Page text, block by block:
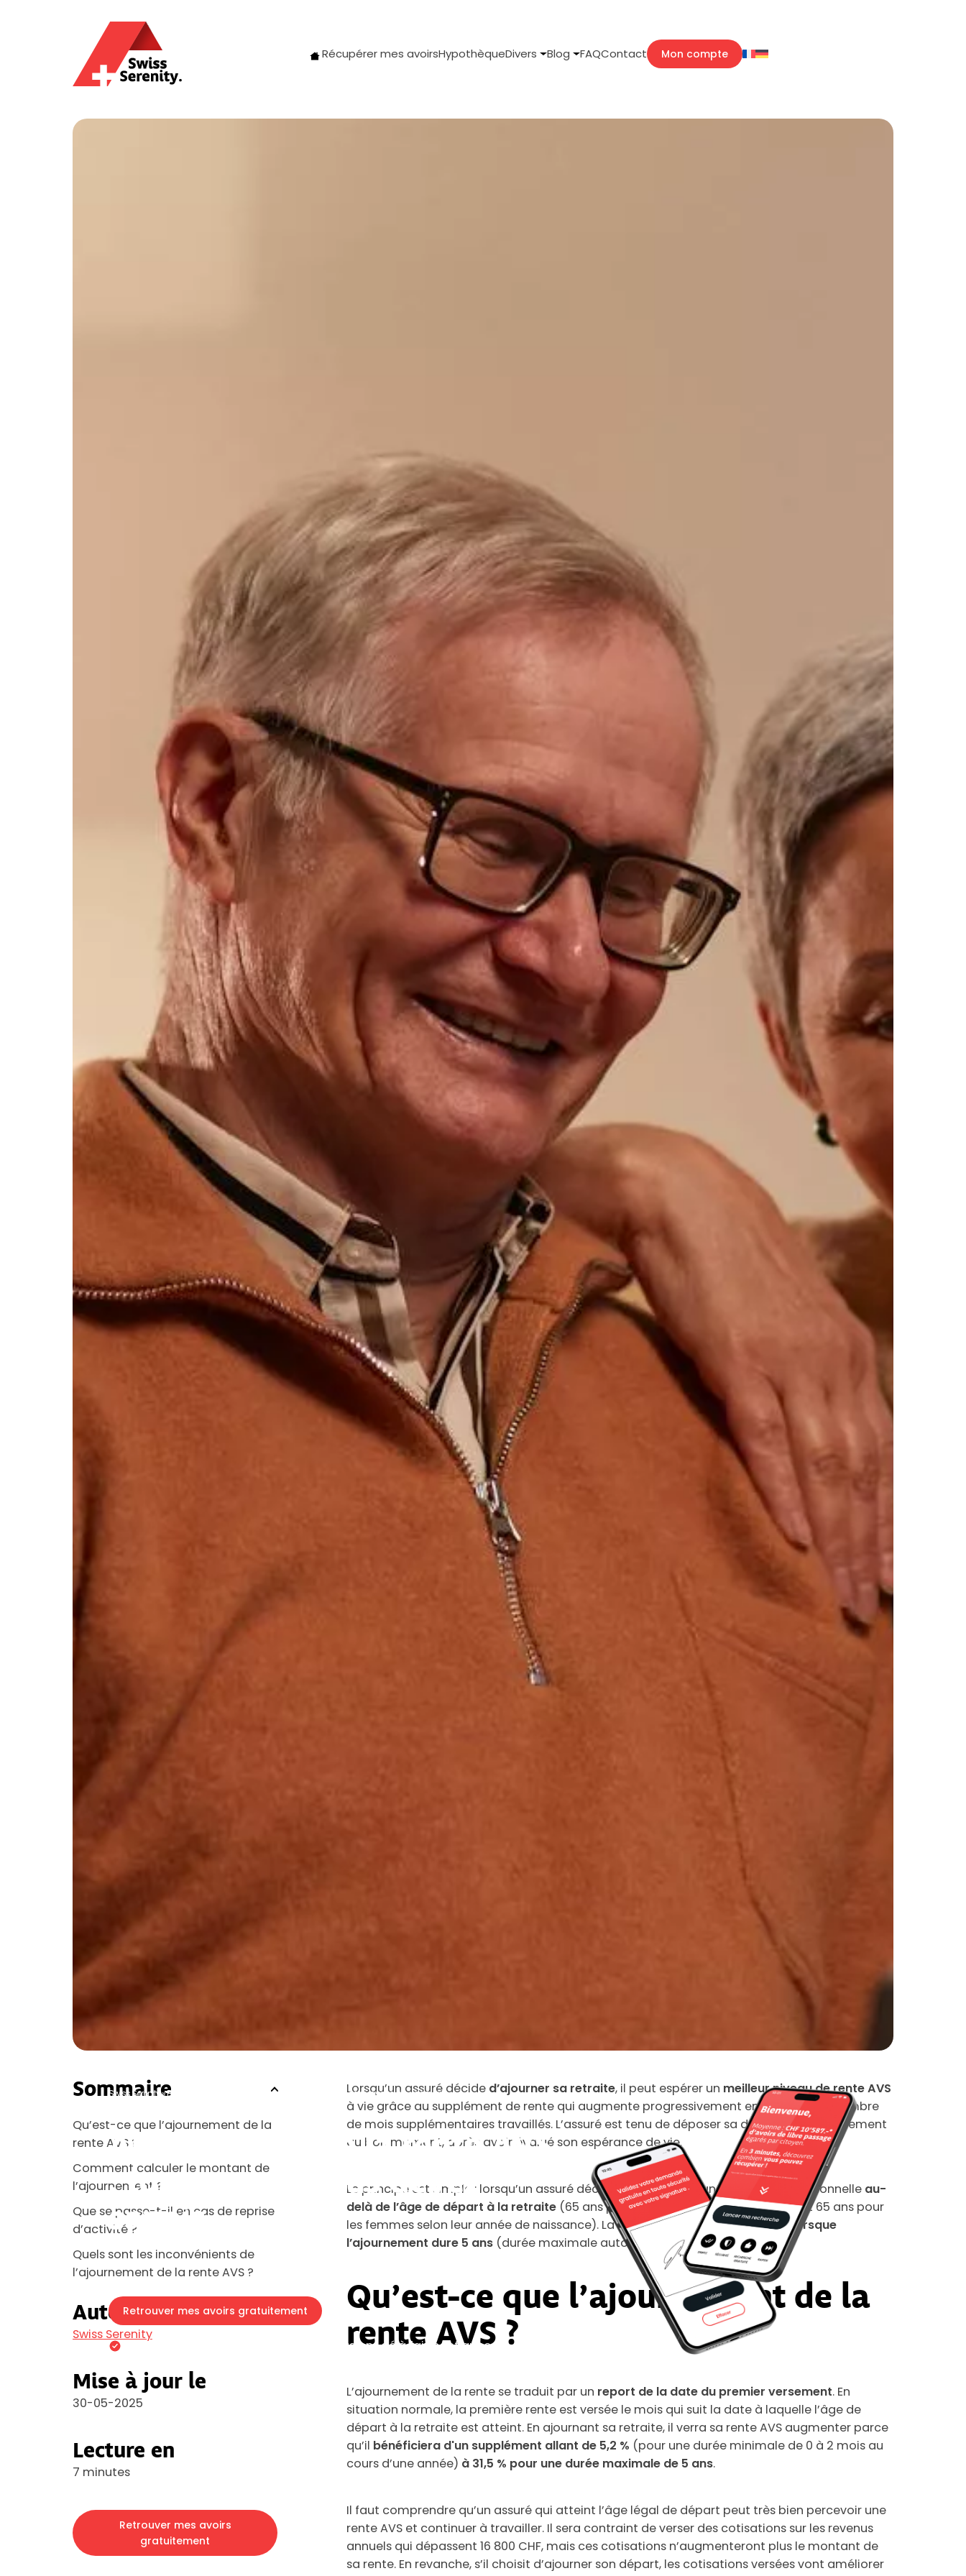
Récupérer mes avoirsHypothèqueDivers Blog FAQContact Mon compte
Swiss Serenity »Blog Ajournement de la rente AVS : tout ce que vous devez savoir
Ajournement de la rente AVS
: tout ce que vous devez
savoir
Retrouver mes avoirs gratuitement
En 3 minutes Plus de 140'000 Suisses nous ont déjà fait confiance.
Sommaire
Qu’est-ce que l’ajournement de la
rente AVS ?
Comment calculer le montant de
l’ajournement ?
Que se passe-t-il en cas de reprise
d’activité ?
Quels sont les inconvénients de
l’ajournement de la rente AVS ?
Auteur
Swiss Serenity
Mise à jour le
30-05-2025
Lecture en
7 minutes
Retrouver mes avoirs
gratuitement
Lorsqu’un assuré décide d’ajourner sa retraite, il peut espérer un meilleur niveau de rente AVS
à vie grâce au supplément de rente qui augmente progressivement en fonction du nombre
de mois supplémentaires travaillés. L’assuré est tenu de déposer sa demande d’ajournement
au bon moment, après avoir évalué son espérance de vie.
Le principe est simple : lorsqu’un assuré décide de poursuivre une activité professionnelle au-
delà de l’âge de départ à la retraite(65 ans pour les hommes et entre 64 ans et 65 ans pour
les femmes selon leur année de naissance). Lamajoration maximale prévue lorsque
l’ajournement dure 5 ans(durée maximale autorisée) s’élève à 31,5 %.
Qu’est-ce que l’ajournement de la
rente AVS ?
L’ajournement de la rente se traduit par un report de la date du premier versement. En
situation normale, la première rente est versée le mois qui suit la date à laquelle l’âge de
départ à la retraite est atteint. En ajournant sa retraite, il verra sa rente AVS augmenter parce
qu’il bénéficiera d'un supplément allant de 5,2 % (pour une durée minimale de 0 à 2 mois au
cours d’une année) à 31,5 % pour une durée maximale de 5 ans.
Il faut comprendre qu’un assuré qui atteint l’âge légal de départ peut très bien percevoir une
rente AVS et continuer à travailler. Il sera contraint de verser des cotisations sur les revenus
annuels qui dépassent 16 800 CHF, mais ces cotisations n’augmenteront plus le montant de
sa rente. En revanche, s’il choisit d’ajourner son départ, les cotisations versées vont améliorer